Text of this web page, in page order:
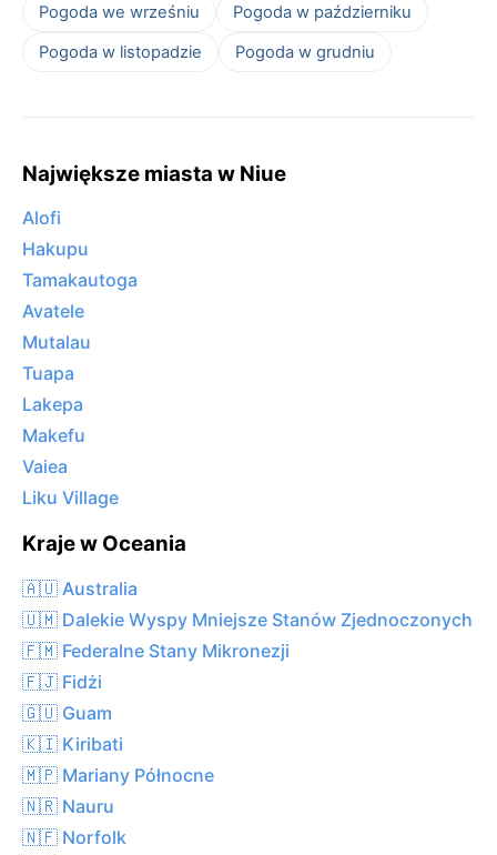
Pogoda we wrześniu
Pogoda w październiku
Pogoda w listopadzie
Pogoda w grudniu
Największe miasta w Niue
Alofi
Hakupu
Tamakautoga
Avatele
Mutalau
Tuapa
Lakepa
Makefu
Vaiea
Liku Village
Kraje w Oceania
🇦🇺 Australia
🇺🇲 Dalekie Wyspy Mniejsze Stanów Zjednoczonych
🇫🇲 Federalne Stany Mikronezji
🇫🇯 Fidżi
🇬🇺 Guam
🇰🇮 Kiribati
🇲🇵 Mariany Północne
🇳🇷 Nauru
🇳🇫 Norfolk